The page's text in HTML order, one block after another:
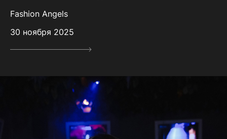
Fashion Angels
30 ноября 2025